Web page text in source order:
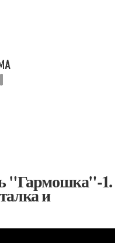
"Гармошка"-1.
и